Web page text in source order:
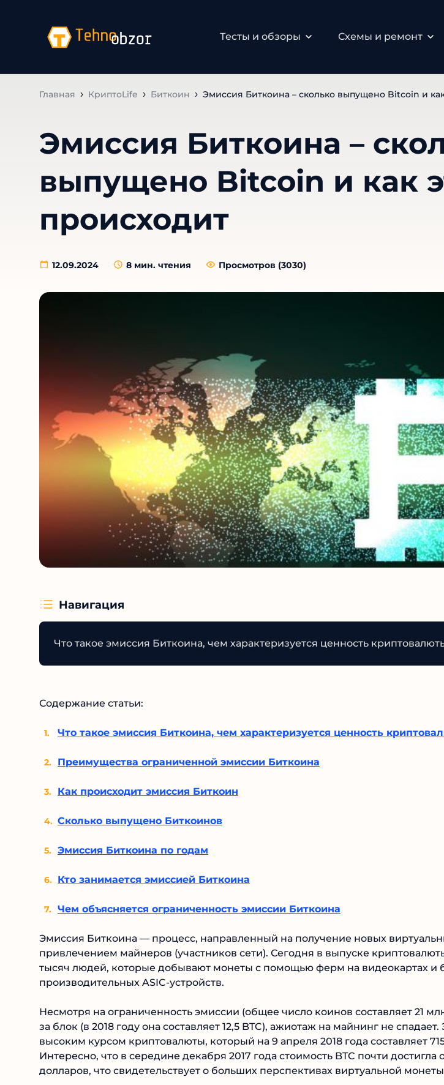
Тесты и обзоры Схемы и ремонт
Главная КриптоLife Биткоин Эмиссия Биткоина – сколько выпущено Bitcoin и
Эмиссия Биткоина –
выпущено Bitcoin и как
происходит
12.09.2024 8 мин. чтения Просмотров (3030)
Навигация
Что такое эмиссия Биткоина, чем характеризуется ценность
Содержание статьи:
Что такое эмиссия Биткоина, чем характеризуется ценность
Преимущества ограниченной эмиссии Биткоина
Как происходит эмиссия Биткоин
Сколько выпущено Биткоинов
Эмиссия Биткоина по годам
Кто занимается эмиссией Биткоина
Чем объясняется ограниченность эмиссии Биткоина
Эмиссия Биткоина — процесс, направленный на получение новых
привлечением майнеров (участников сети). Сегодня в выпуске
тысяч людей, которые добывают монеты с помощью ферм на видеокартах и
производительных ASIC-устройств.
Несмотря на ограниченность эмиссии (общее число коинов составляет 21
за блок (в 2018 году она составляет 12,5 BTC), ажиотаж на майнинг не
высоким курсом криптовалюты, который на 9 апреля 2018 года составляет
Интересно, что в середине декабря 2017 года стоимость BTC почти достигла
долларов, что свидетельствует о больших перспективах виртуальной